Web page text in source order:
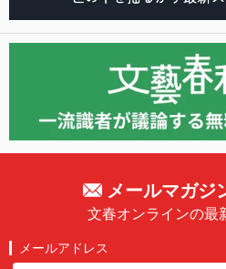
メールマガジ
文春オンラインの最
メールアドレス